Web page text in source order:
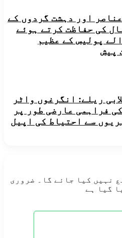
اور دہشت گردوں کے
کی حفاظت کرتے ہوئے
پولیس کے عظیم
پیش
ریلے: انگرغوں واٹر
فراہمی عارضی طور پر
سے احتیاط کی اپیل
نہیں کیا جائے گا۔
ضروری
گیا ہے